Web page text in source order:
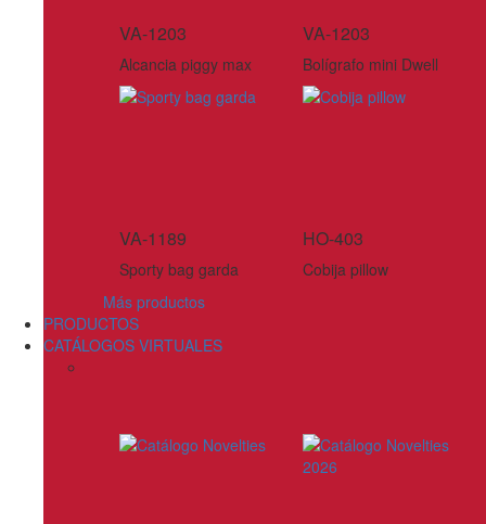
VA-1203
Alcancia piggy max
VA-1203
Bolígrafo mini Dwell
VA-1189
Sporty bag garda
HO-403
Cobija pillow
Más productos
PRODUCTOS
CATÁLOGOS VIRTUALES